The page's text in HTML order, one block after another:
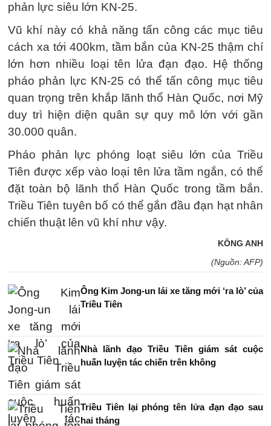
phản lực siêu lớn KN-25.
Vũ khí này có khả năng tấn công các mục tiêu
cách xa tới 400km, tầm bắn của KN-25 thậm chí
lớn hơn nhiều loại tên lửa đạn đạo. Hệ thống
pháo phản lực KN-25 có thể tấn công mục tiêu
quan trọng trên khắp lãnh thổ Hàn Quốc, nơi Mỹ
duy trì hiện diện quân sự quy mô lớn với gần
30.000 quân.
Pháo phản lực phóng loạt siêu lớn của Triều
Tiên được xếp vào loại tên lửa tầm ngắn, có thể
đặt toàn bộ lãnh thổ Hàn Quốc trong tầm bắn.
Triều Tiên tuyên bố có thể gắn đầu đạn hạt nhân
chiến thuật lên vũ khí như vậy.
KÔNG ANH
(Nguồn: AFP)
Ông Kim Jong-un lái xe tăng mới ‘ra lò’ của
Triều Tiên
Nhà lãnh đạo Triều Tiên giám sát cuộc
huấn luyện tác chiến trên không
Triều Tiên lại phóng tên lửa đạn đạo sau
hai tháng